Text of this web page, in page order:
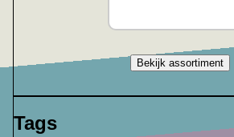
Bekijk assortiment
Tags